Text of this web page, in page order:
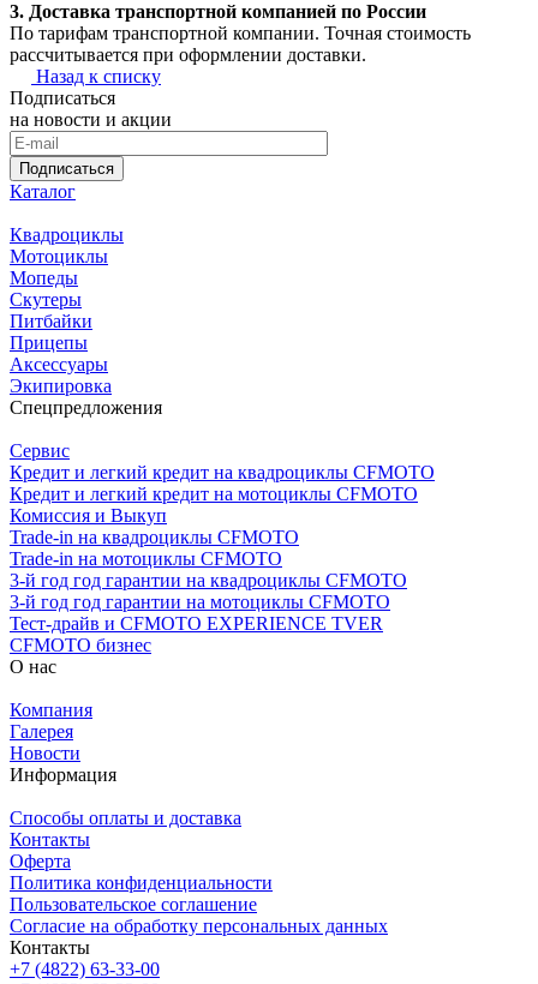
3. Доставка транспортной компанией по России
По тарифам транспортной компании. Точная стоимость
рассчитывается при оформлении доставки.
Назад к списку
Подписаться
на новости и акции
Подписаться
Каталог
Квадроциклы
Мотоциклы
Мопеды
Скутеры
Питбайки
Прицепы
Аксессуары
Экипировка
Спецпредложения
Сервис
Кредит и легкий кредит на квадроциклы CFMOTO
Кредит и легкий кредит на мотоциклы CFMOTO
Комиссия и Выкуп
Trade-in на квадроциклы CFMOTO
Trade-in на мотоциклы CFMOTO
3-й год год гарантии на квадроциклы CFMOTO
3-й год год гарантии на мотоциклы CFMOTO
Тест-драйв и CFMOTO EXPERIENCE TVER
CFMOTO бизнес
О нас
Компания
Галерея
Новости
Информация
Способы оплаты и доставка
Контакты
Оферта
Политика конфиденциальности
Пользовательское соглашение
Согласие на обработку персональных данных
Контакты
+7 (4822) 63-33-00